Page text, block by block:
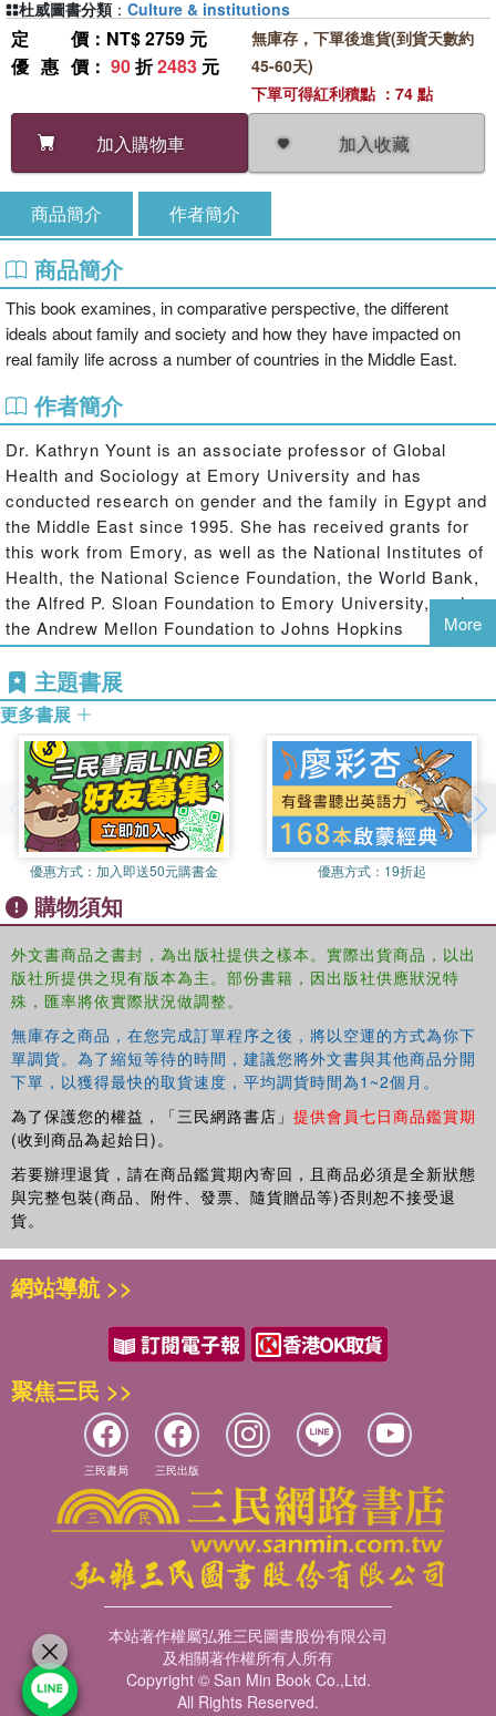
定價 ：NT$ 2759 元
優惠價 ： 90折2483 元
加入購物車 加入收藏
無庫存，下單後進貨(到貨天數約
45-60天)
下單可得紅利積點 ：74 點
杜威圖書分類 ： Culture & institutions
商品簡介 作者簡介
商品簡介
This book examines, in comparative perspective, the different
ideals about family and society and how they have impacted on
real family life across a number of countries in the Middle East.
作者簡介
Dr. Kathryn Yount is an associate professor of Global
Health and Sociology at Emory University and has
conducted research on gender and the family in Egypt and
the Middle East since 1995. She has received grants for
this work from Emory, as well as the National Institutes of
Health, the National Science Foundation, the World Bank,
the Alfred P. Sloan Foundation to Emory University, and
the Andrew Mellon Foundation to Johns Hopkins
University. She has received awards from Emory and the
American Public Health Association for her research.
Dr. Hoda Rashad is Director and Research Professor of
the Social Research Center of the American University in
Cairo and conducted a large body of research on
development issues. She is a member of WHO
Commission on "Social Determinants of Health", and the
Council of the International Union of Scientific Study of
Population (IUSSP). In Egypt, She is member of the
Senate (El Shoura Council), one of the two parliamentary
bodies in Egypt. She also serves on the National Council
for Women, which reports to the President of Egypt.
More
主題書展
更多書展
優惠方式： 加入即送50元購書金 優惠方式： 19折起
購物須知
外文書商品之書封，為出版社提供之樣本。實際出貨商品，以出
版社所提供之現有版本為主。部份書籍，因出版社供應狀況特
殊，匯率將依實際狀況做調整。
無庫存之商品，在您完成訂單程序之後，將以空運的方式為你下
單調貨。為了縮短等待的時間，建議您將外文書與其他商品分開
下單，以獲得最快的取貨速度，平均調貨時間為1~2個月。
為了保護您的權益，「三民網路書店」 提供會員七日商品鑑賞期
(收到商品為起始日)。
若要辦理退貨，請在商品鑑賞期內寄回，且商品必須是全新狀態
與完整包裝(商品、附件、發票、隨貨贈品等)否則恕不接受退
貨。
網站導航 >>
聚焦三民 >>
三民書局 三民出版
本站著作權屬弘雅三民圖書股份有限公司
及相關著作權所有人所有
Copyright © San Min Book Co.,Ltd.
All Rights Reserved.